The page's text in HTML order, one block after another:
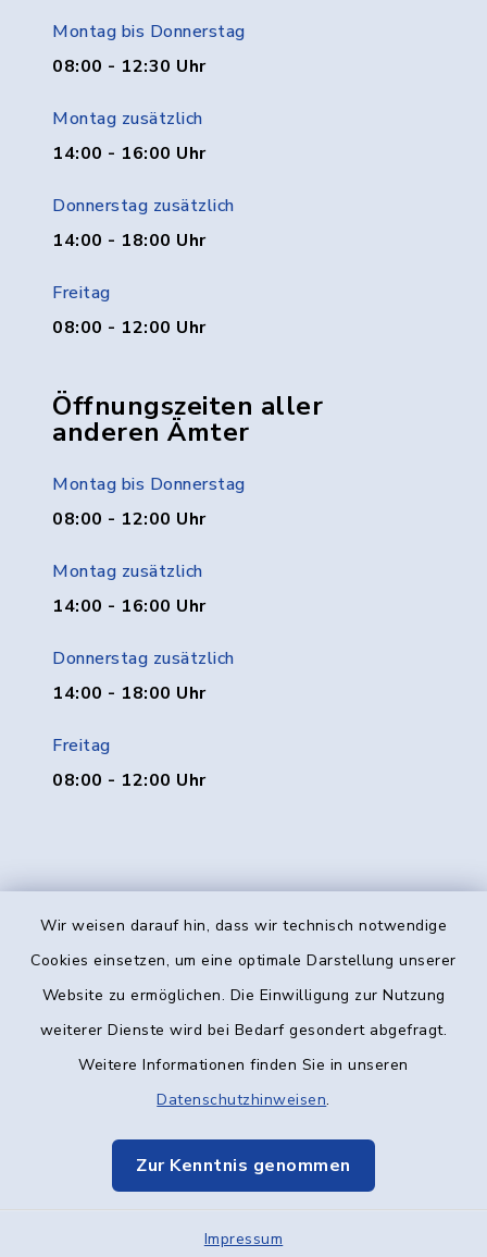
Wir weisen darauf hin, dass wir technisch notwendige
Cookies einsetzen, um eine optimale Darstellung unserer
Website zu ermöglichen. Die Einwilligung zur Nutzung
weiterer Dienste wird bei Bedarf gesondert abgefragt.
Weitere Informationen finden Sie in unseren
Datenschutzhinweisen.
Zur Kenntnis genommen
Impressum
Montag bis Donnerstag
08:00 - 12:30 Uhr
Montag zusätzlich
14:00 - 16:00 Uhr
Donnerstag zusätzlich
14:00 - 18:00 Uhr
Freitag
08:00 - 12:00 Uhr
Öffnungszeiten aller
anderen Ämter
Montag bis Donnerstag
08:00 - 12:00 Uhr
Montag zusätzlich
14:00 - 16:00 Uhr
Donnerstag zusätzlich
14:00 - 18:00 Uhr
Freitag
08:00 - 12:00 Uhr
Kontakt
Datenschutz
Elektronische Kommunikation
Sitemap